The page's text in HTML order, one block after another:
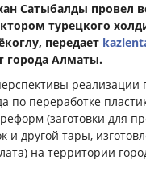
Сатыбалды провел
турецкого
, передает
города Алматы.
реализации
по переработке
(заготовки для
и другой тары,
на территории